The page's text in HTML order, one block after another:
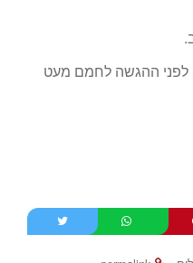
לפני ההגשה לחמם מעט